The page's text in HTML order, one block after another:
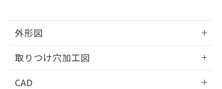
外形図
取りつけ穴加工図
CAD
品・サービスに関するお客様との取
の共同利用に関して"
用者の範囲」に記載されている法人を
EU RoHS指令（10物質）の非含有証明書
51物質の非含有証明書（当社基準）
※本証明書は発行日時点で非含有を証明す